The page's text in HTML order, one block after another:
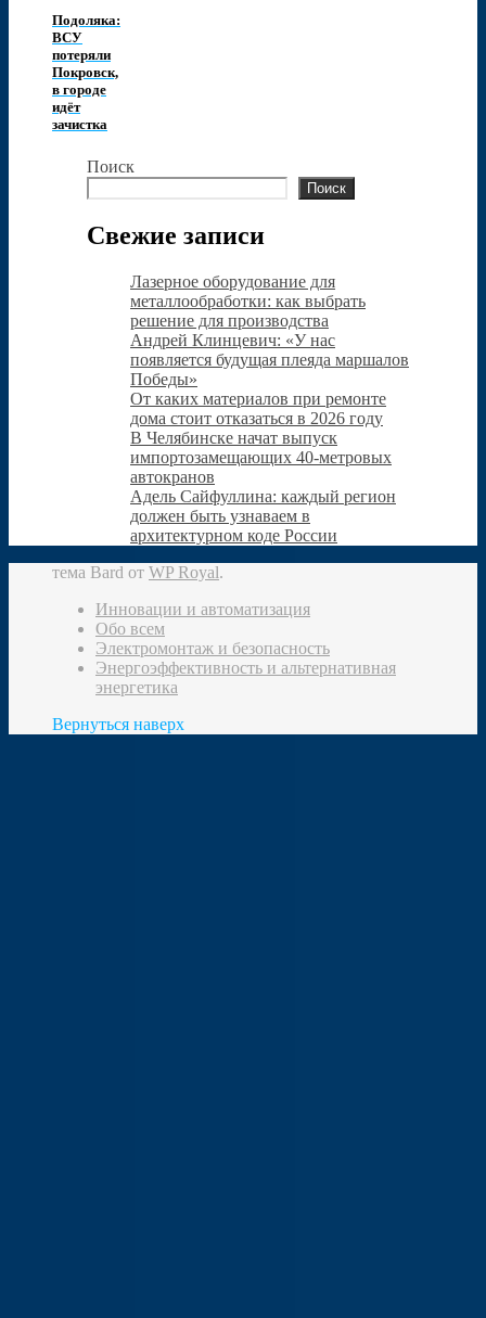
Подоляка:
ВСУ
потеряли
Покровск,
в городе
идёт
зачистка
Поиск
Поиск
Свежие записи
Лазерное оборудование для
металлообработки: как выбрать
решение для производства
Андрей Клинцевич: «У нас
появляется будущая плеяда маршалов
Победы»
От каких материалов при ремонте
дома стоит отказаться в 2026 году
В Челябинске начат выпуск
импортозамещающих 40-метровых
автокранов
Адель Сайфуллина: каждый регион
должен быть узнаваем в
архитектурном коде России
тема Bard от WP Royal.
Инновации и автоматизация
Обо всем
Электромонтаж и безопасность
Энергоэффективность и альтернативная
энергетика
Вернуться наверх